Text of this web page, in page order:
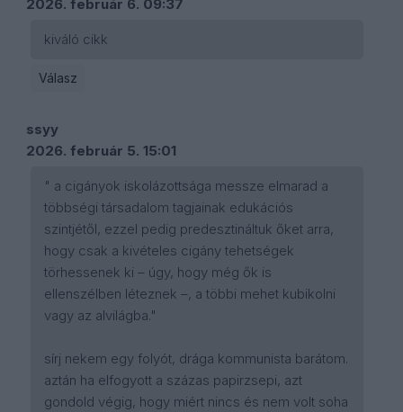
2026. február 6. 09:37
kiváló cikk
Válasz
ssyy
2026. február 5. 15:01
" a cigányok iskolázottsága messze elmarad a
többségi társadalom tagjainak edukációs
szintjétől, ezzel pedig predesztináltuk őket arra,
hogy csak a kivételes cigány tehetségek
törhessenek ki – úgy, hogy még ők is
ellenszélben léteznek –, a többi mehet kubikolni
vagy az alvilágba."
sírj nekem egy folyót, drága kommunista barátom.
aztán ha elfogyott a százas papirzsepi, azt
gondold végig, hogy miért nincs és nem volt soha